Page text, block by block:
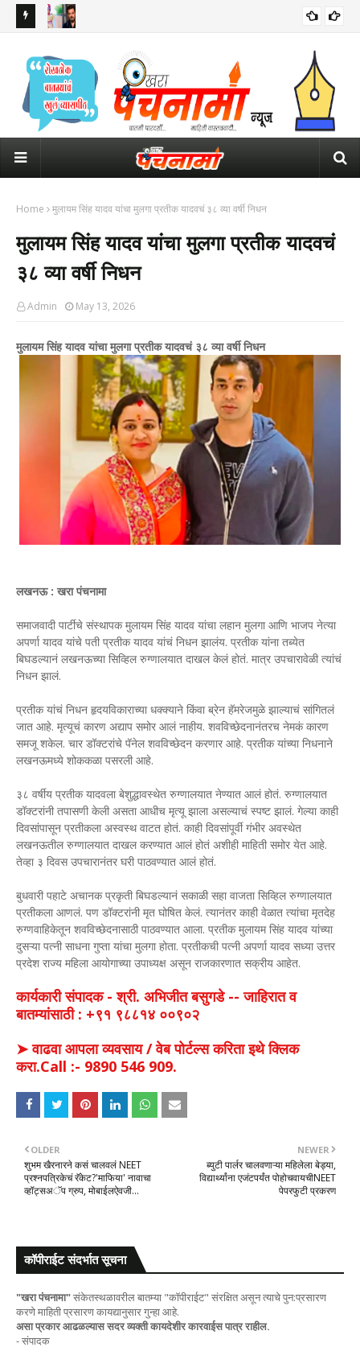
Home मुलायम सिंह यादव यांचा मुलगा प्रतीक यादवचं ३८ व्या वर्षी निधन
मुलायम सिंह यादव यांचा मुलगा प्रतीक यादवचं
३८ व्या वर्षी निधन
Admin May 13, 2026
मुलायम सिंह यादव यांचा मुलगा प्रतीक यादवचं ३८ व्या वर्षी निधन
लखनऊ : खरा पंचनामा
समाजवादी पार्टीचे संस्थापक मुलायम सिंह यादव यांचा लहान मुलगा आणि भाजप नेत्या
अपर्णा यादव यांचे पती प्रतीक यादव यांचं निधन झालंय. प्रतीक यांना तब्येत
बिघडल्यानं लखनऊच्या सिव्हिल रुग्णालयात दाखल केलं होतं. मात्र उपचारावेळी त्यांचं
निधन झालं.
प्रतीक यांचं निधन हृदयविकाराच्या धक्क्याने किंवा ब्रेन हॅमरेजमुळे झाल्याचं सांगितलं
जात आहे. मृत्यूचं कारण अद्याप समोर आलं नाहीय. शवविच्छेदनानंतरच नेमकं कारण
समजू शकेल. चार डॉक्टरांचे पॅनेल शवविच्छेदन करणार आहे. प्रतीक यांच्या निधनाने
लखनऊमध्ये शोककळा पसरली आहे.
३८ वर्षीय प्रतीक यादवला बेशुद्धावस्थेत रुग्णालयात नेण्यात आलं होतं. रुग्णालयात
डॉक्टरांनी तपासणी केली असता आधीच मृत्यू झाला असल्याचं स्पष्ट झालं. गेल्या काही
दिवसांपासून प्रतीकला अस्वस्थ वाटत होतं. काही दिवसांपूर्वी गंभीर अवस्थेत
लखनऊतील रुग्णालयात दाखल करण्यात आलं होतं अशीही माहिती समोर येत आहे.
तेव्हा ३ दिवस उपचारानंतर घरी पाठवण्यात आलं होतं.
बुधवारी पहाटे अचानक प्रकृती बिघडल्यानं सकाळी सहा वाजता सिव्हिल रुग्णालयात
प्रतीकला आणलं. पण डॉक्टरांनी मृत घोषित केलं. त्यानंतर काही वेळात त्यांचा मृतदेह
रुग्णवाहिकेतून शवविच्छेदनासाठी पाठवण्यात आला. प्रतीक मुलायम सिंह यादव यांच्या
दुसऱ्या पत्नी साधना गुप्ता यांचा मुलगा होता. प्रतीकची पत्नी अपर्णा यादव सध्या उत्तर
प्रदेश राज्य महिला आयोगाच्या उपाध्यक्ष असून राजकारणात सक्रीय आहेत.
कार्यकारी संपादक - श्री. अभिजीत बसुगडे -- जाहिरात व
बातम्यांसाठी : +९१ ९८८१४ ००९०२
➤ वाढवा आपला व्यवसाय / वेब पोर्टल्स करिता इथे क्लिक
करा.Call :- 9890 546 909.
NEWER
ब्युटी पार्लर चालवणाऱ्या महिलेला बेड्या,
विद्यार्थ्यांना एजंटपर्यंत पोहोचवायचीNEET
पेपरफुटी प्रकरण
OLDER
शुभम खैरनारने कसं चालवलं NEET
प्रश्नपत्रिकेचं रॅकेट?'माफिया' नावाचा
व्हॉट्सअॅप ग्रुप, मोबाईलऐवजी...
कॉपीराईट संदर्भात सूचना
"खरा पंचनामा"संकेतस्थळावरील बातम्या "कॉपीराईट" संरक्षित असून त्याचे पुन:प्रसारण
करणे माहिती प्रसारण कायद्यानुसार गुन्हा आहे.
असा प्रकार आढळल्यास सदर व्यक्ती कायदेशीर कारवाईस पात्र राहील.
- संपादक